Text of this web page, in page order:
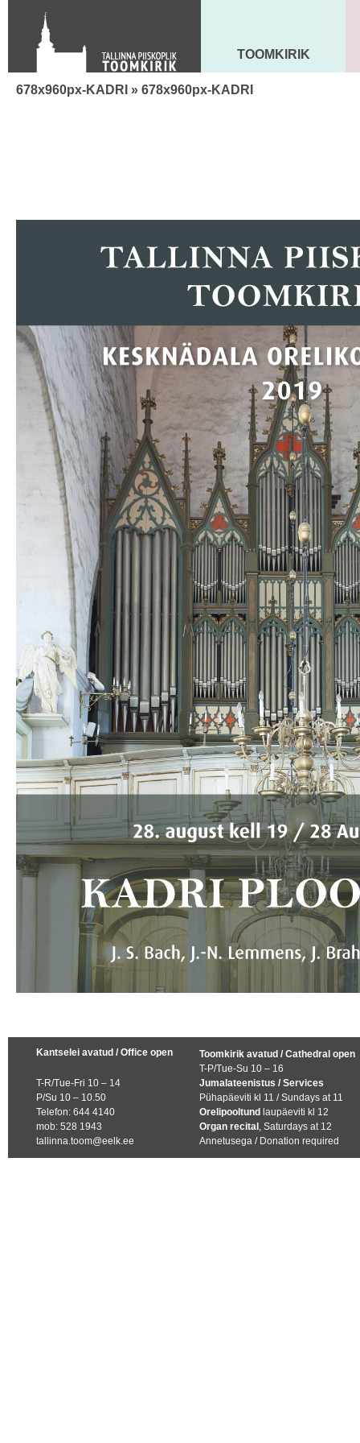
Toom-Kooli 6, 10130 TALLINN
tallinna.toom
+372 644 4140
MAARJA KIRIK
TOOMKIRIK
678x960px-KADRI » 678x960px-KADRI
Kantselei avatud / Office open
T-R/Tue-Fri 10 – 14
P/Su 10 – 10.50
Telefon: 644 4140
mob: 528 1943
tallinna.toom@eelk.ee
Toomkirik avatud / Cathedral open
T-P/Tue-Su 10 – 16
Jumalateenistus / Services
Pühapäeviti kl 11 / Sundays at 11
Orelipooltund laupäeviti kl 12
Organ recital , Saturdays at 12
Annetusega / Donation required